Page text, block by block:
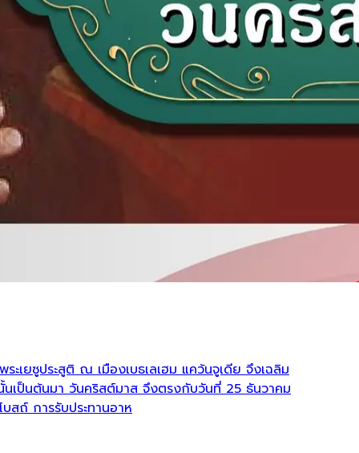
ะเยซูประสูติ ณ เมืองเบธเลเฮม แคว้นจูเดีย จึงเฉลิม
เป็นต้นมา วันคริสต์มาส จึงตรงกับวันที่ 25 ธันวาคม
ถ์ การรับประทานอาห